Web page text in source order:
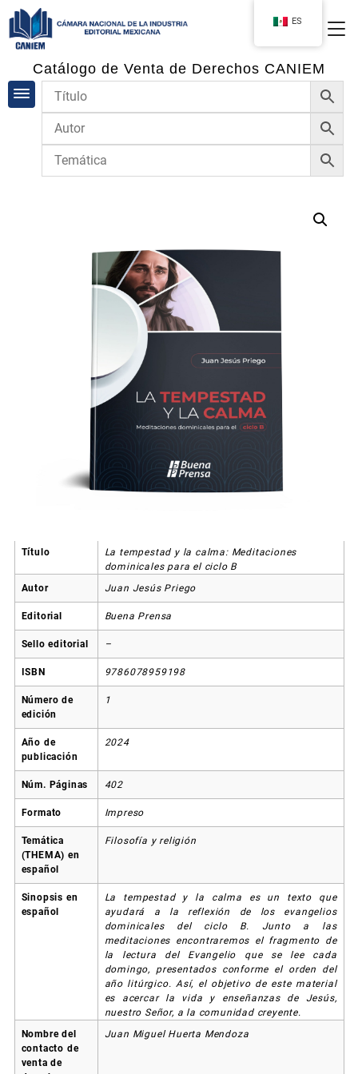
Catálogo de Venta de Derechos CANIEM
Título
La tempestad y la calma: Meditaciones
dominicales para el ciclo B
Autor
Juan Jesús Priego
Editorial Buena Prensa
Sello editorial –
ISBN 9786078959198
Número de
edición
1
Año de
publicación
2024
Núm. Páginas 402
Formato Impreso
Temática
(THEMA) en
español
Filosofía y religión
Sinopsis en
español
La tempestad y la calma es un texto que
ayudará a la reflexión de los evangelios
dominicales del ciclo B. Junto a las
meditaciones encontraremos el fragmento de
la lectura del Evangelio que se lee cada
domingo, presentados conforme el orden del
año litúrgico. Así, el objetivo de este material
es acercar la vida y enseñanzas de Jesús,
nuestro Señor, a la comunidad creyente.
Nombre del
contacto de
venta de
Juan Miguel Huerta Mendoza
ES